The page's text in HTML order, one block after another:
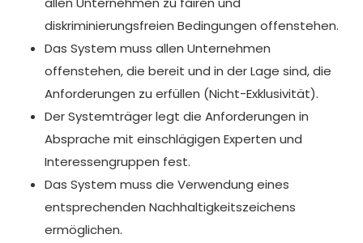
diskriminierungsfreien Bedingungen offenstehen.
Das System muss allen Unternehmen
offenstehen, die bereit und in der Lage sind, die
Anforderungen zu erfüllen (Nicht-Exklusivität).
Der Systemträger legt die Anforderungen in
Absprache mit einschlägigen Experten und
Interessengruppen fest.
Das System muss die Verwendung eines
entsprechenden Nachhaltigkeitszeichens
ermöglichen.